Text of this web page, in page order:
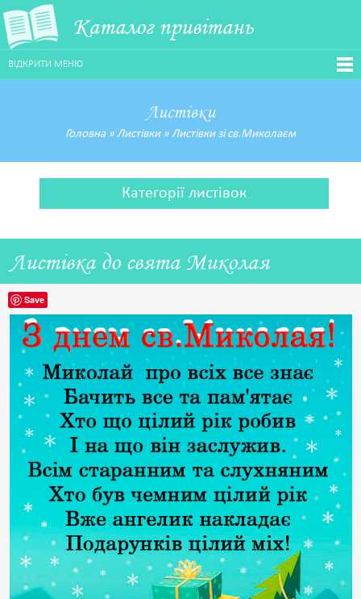
Каталог привітань
ВІДКРИТИ МЕНЮ
Листівки
Головна» Листівки» Листівки зі св.Миколаєм
Категорії листівок
Листівка до свята Миколая
Save